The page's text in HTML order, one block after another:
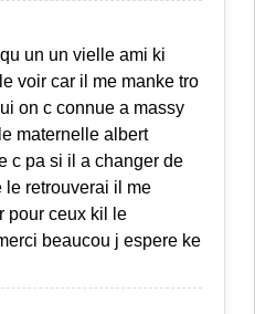
un un vielle ami ki
voir car il me manke tro
on c connue a massy
maternelle albert
c pa si il a changer de
le retrouverai il me
pour ceux kil le
beaucou j espere ke